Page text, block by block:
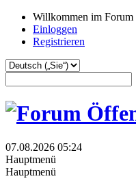
Willkommen im Forum
Einloggen
Registrieren
07.08.2026 05:24
Hauptmenü
Hauptmenü